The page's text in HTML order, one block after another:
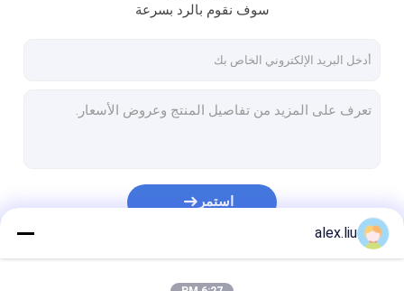
سوف نقوم بالرد بسرعة
استمر
alex.liu